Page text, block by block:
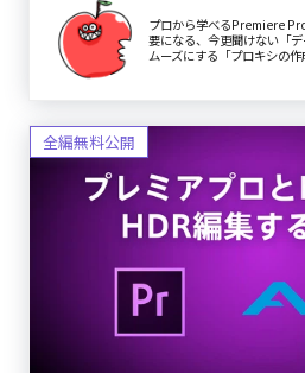
プロから学べるPremiere
要になる、今更聞けない「
ムーズにする「プロキシの作